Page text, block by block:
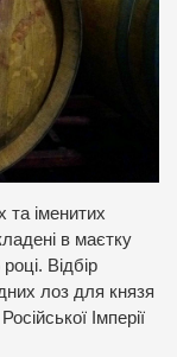
та іменитих
в маєтку
Відбір
лоз для князя
Імперії